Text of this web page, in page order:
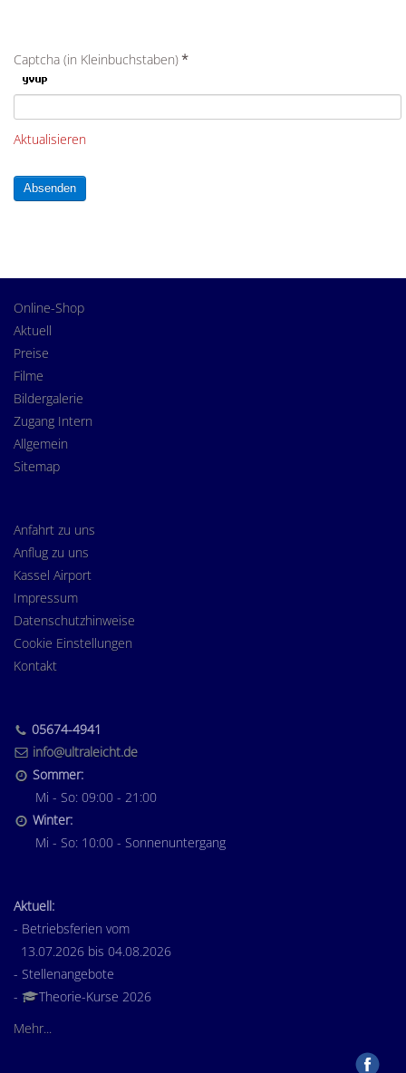
Captcha (in Kleinbuchstaben)*
Aktualisieren
Absenden
Online-Shop
Aktuell
Preise
Filme
Bildergalerie
Zugang Intern
Allgemein
Sitemap
Anfahrt zu uns
Anflug zu uns
Kassel Airport
Impressum
Datenschutzhinweise
Cookie Einstellungen
Kontakt
05674-4941
info@ultraleicht.de
Sommer:
Mi - So: 09:00 - 21:00
Winter:
Mi - So: 10:00 - Sonnenuntergang
Aktuell:
- Betriebsferien vom
13.07.2026 bis 04.08.2026
- Stellenangebote
-
Theorie-Kurse 2026
Mehr...